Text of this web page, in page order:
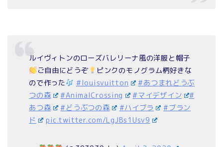
ルイヴィトンのローズバレリーナ風の洋服と帽子
ご自由にどうぞ
ピンクのモノグラム柄好きな
ので作った
#louisvuitton
#あつまれどうぶ
つの森
#AnimalCrossing #マイデザイン
#
あつ森
#どうぶつの森 #ハイブラ
#ブラン
ド
pic.twitter.com/LgJBs1Usv9